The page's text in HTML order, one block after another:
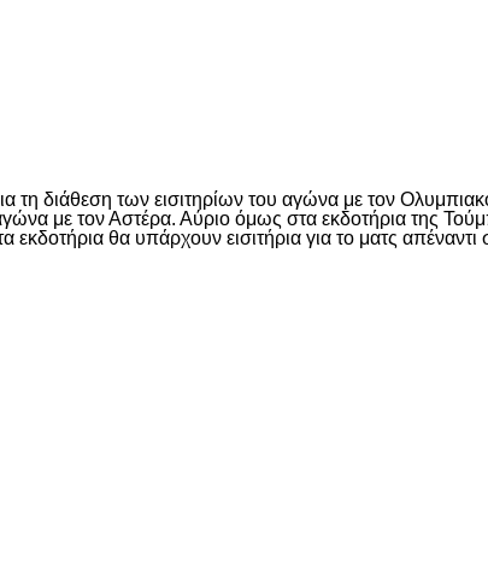
διάθεση των εισιτηρίων του αγώνα με τον
με τον Αστέρα. Αύριο όμως στα εκδοτήρια της
εκδοτήρια θα υπάρχουν εισιτήρια για το ματς